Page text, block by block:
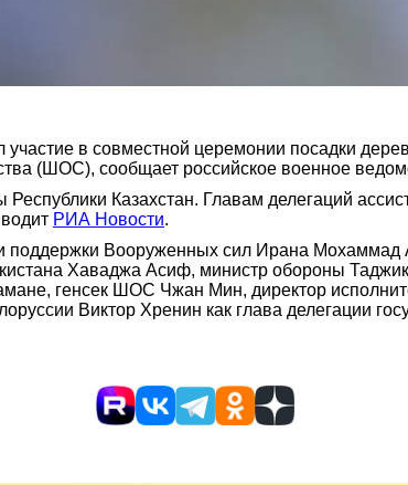
в совместной церемонии посадки
(ШОС), сообщает российское военное
Казахстан. Главам делегаций
РИА Новости.
поддержки Вооруженных сил Ирана
Хаваджа Асиф, министр обороны
генсек ШОС Чжан Мин, директор
Виктор Хренин как глава делегации